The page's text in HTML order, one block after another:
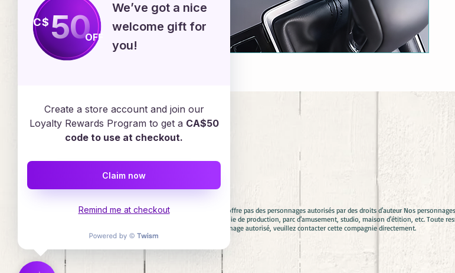
Emploi
Services en ligne
Avertissement : Diadèmes & Confettis n'offre pas des personnages autorisés par des droits d'auteur Nos
aucun cas associés avec aucune compagnie de production, parc d'amusement, studio, maison d'étition, etc. Toute
involontaire. Si vous cherchez un personnage autorisé, veuillez contacter cette compagnie directement.
C$50OFF
We’ve got a nice
welcome gift for
you!
Create a store account and join our
Loyalty Rewards Program to get a CA$50
code to use at checkout.
Claim now
Remind me at checkout